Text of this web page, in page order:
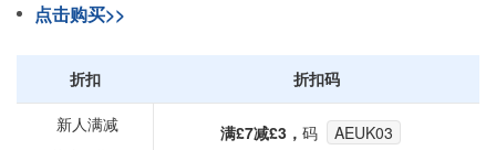
点击购买>>
折扣 折扣码
新人满减
满£7减£3， 码
AEUK03